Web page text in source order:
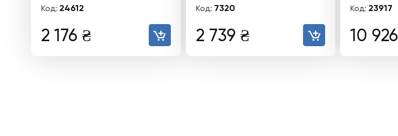
Код: 24612
2 176 ₴
Код: 7320
2 739 ₴
Код: 23917
10 926